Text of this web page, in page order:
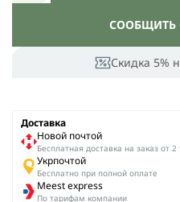
Скидка 5%
СООБЩИТЬ
Доставка
Новой почтой
Беcплатная доставка на заказ от 2
Укрпочтой
Бесплатно при полной оплате
Meest express
По тарифам компании